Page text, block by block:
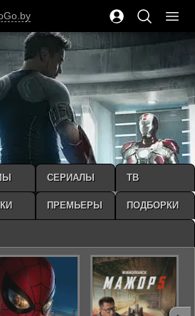
СЕРИАЛЫ ТВ
ПРЕМЬЕРЫ ПОДБОРКИ